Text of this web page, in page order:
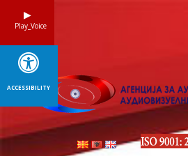
Play_Voice
ACCESSIBILITY